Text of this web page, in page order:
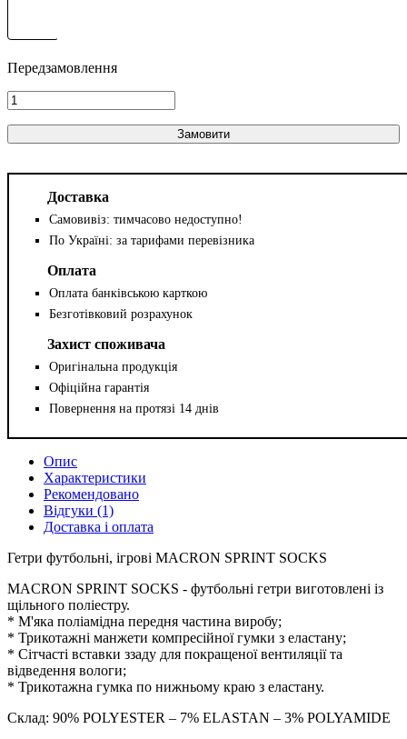
Замовити
Доставка
Самовивіз: тимчасово недоступно!
По Україні: за тарифами перевізника
Оплата
Оплата банківською карткою
Безготівковий розрахунок
Захист споживача
Оригінальна продукція
Офіційна гарантія
Повернення на протязі 14 днів
Опис
Характеристики
Рекомендовано
Відгуки (1)
Доставка і оплата
Гетри футбольні, ігрові MACRON SPRINT SOCKS
MACRON SPRINT SOCKS - футбольні гетри виготовлені із
щільного поліестру.
* М'яка поліамідна передня частина виробу;
* Трикотажні манжети компресійної гумки з еластану;
* Сітчасті вставки ззаду для покращеної вентиляції та
відведення вологи;
* Трикотажна гумка по нижньому краю з еластану.
Склад: 90% POLYESTER – 7% ELASTAN – 3% POLYAMIDE